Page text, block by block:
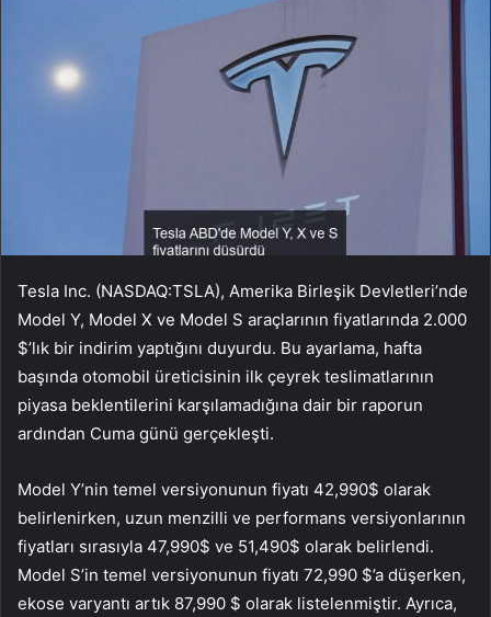
Tesla Inc. (NASDAQ:TSLA), Amerika Birleşik Devletleri’nde
Model Y, Model X ve Model S araçlarının fiyatlarında 2.000
$’lık bir indirim yaptığını duyurdu. Bu ayarlama, hafta
başında otomobil üreticisinin ilk çeyrek teslimatlarının
piyasa beklentilerini karşılamadığına dair bir raporun
ardından Cuma günü gerçekleşti.
Model Y’nin temel versiyonunun fiyatı 42,990$ olarak
belirlenirken, uzun menzilli ve performans versiyonlarının
fiyatları sırasıyla 47,990$ ve 51,490$ olarak belirlendi.
Model S’in temel versiyonunun fiyatı 72,990 $’a düşerken,
ekose varyantı artık 87,990 $ olarak listelenmiştir. Ayrıca,